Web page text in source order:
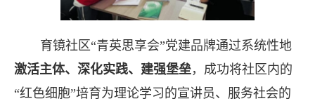
育镜社区“青英思享会”党建品牌通过系统性地
激活主体、深化实践、建强堡垒，成功将社区内的
“红色细胞”培育为理论学习的宣讲员、服务社会的